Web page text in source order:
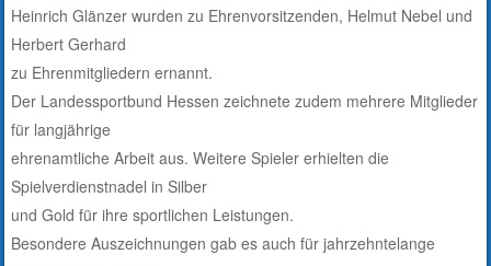
Heinrich Glänzer wurden zu Ehrenvorsitzenden, Helmut Nebel und
Herbert Gerhard
zu Ehrenmitgliedern ernannt.
Der Landessportbund Hessen zeichnete zudem mehrere Mitglieder
für langjährige
ehrenamtliche Arbeit aus. Weitere Spieler erhielten die
Spielverdienstnadel in Silber
und Gold für ihre sportlichen Leistungen.
Besondere Auszeichnungen gab es auch für jahrzehntelange